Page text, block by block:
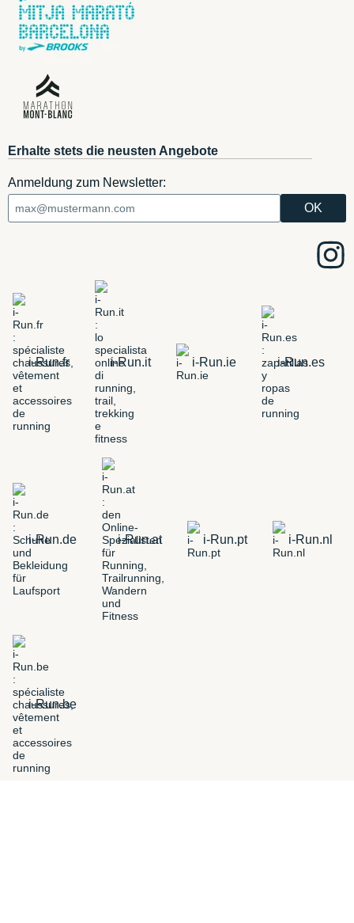
Erhalte stets die neusten Angebote
Anmeldung zum Newsletter:
i-Run.fr i-Run.it i-Run.ie i-Run.es
i-Run.de i-Run.at i-Run.pt i-Run.nl
i-Run.be